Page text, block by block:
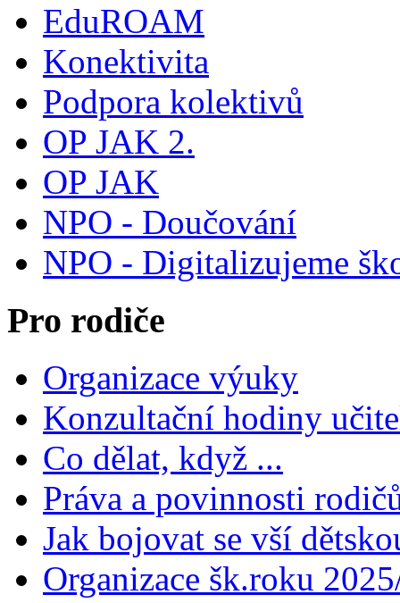
EduROAM
Konektivita
Podpora kolektivů
OP JAK 2.
OP JAK
NPO - Doučování
NPO - Digitalizujeme
Pro rodiče
Organizace výuky
Konzultační hodiny
Co dělat, když ...
Práva a povinnosti
Jak bojovat se vší
Organizace šk.roku